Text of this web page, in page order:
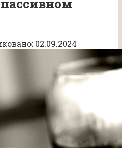
02.09.2024